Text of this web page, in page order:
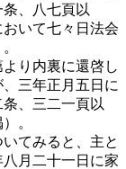
、八七頁以
いて七々日法会
り内裏に還啓し
三年正月五日に
、三二一頁以
。
てみると、主と
月二十一日に家